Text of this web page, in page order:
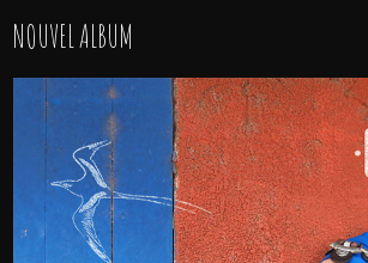
NOUVEL ALBUM